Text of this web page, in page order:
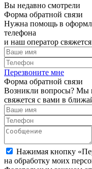
Вы недавно смотрели
Форма обратной связи
Нужна помощь в
телефона
и наш оператор
Перезвоните мне
Форма обратной связи
Возникли вопросы? Мы
свяжется с вами в
Нажимая кнопку
на обработку моих